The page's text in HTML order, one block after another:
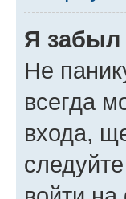
Я забыл
Не
всегда
входа,